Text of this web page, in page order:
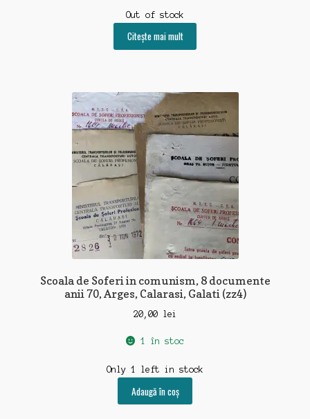
Out of stock
Citește mai mult
Scoala de Soferi in comunism, 8 documente
anii 70, Arges, Calarasi, Galati (zz4)
20,00 lei
1 în stoc
Only 1 left in stock
Adaugă în coș